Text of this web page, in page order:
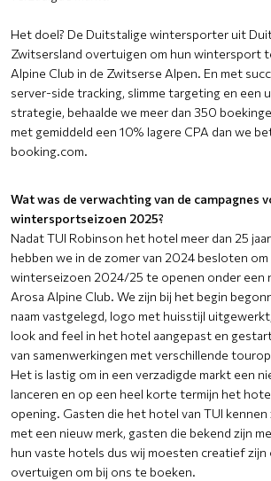
Het doel? De Duitstalige wintersporter uit
Zwitsersland overtuigen om hun wintersport
Alpine Club in de Zwitserse Alpen. En met
server-side tracking, slimme targeting en een
strategie, behaalde we meer dan 350
met gemiddeld een 10% lagere CPA dan we
booking.com.
Wat was de verwachting van de campagnes
wintersportseizoen 2025?
Nadat TUI Robinson het hotel meer dan 25
hebben we in de zomer van 2024 besloten
winterseizoen 2024/25 te openen onder een
Arosa Alpine Club. We zijn bij het begin
naam vastgelegd, logo met huisstijl
look and feel in het hotel aangepast en
van samenwerkingen met verschillende
Het is lastig om in een verzadigde markt een
lanceren en op een heel korte termijn het
opening. Gasten die het hotel van TUI
met een nieuw merk, gasten die bekend zijn
hun vaste hotels dus wij moesten creatief zijn
overtuigen om bij ons te boeken.